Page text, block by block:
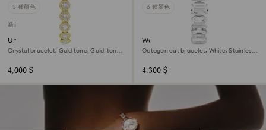
3 種顏色
新品
Una Angelic watch
Crystal bracelet, Gold tone, Gold-tone
4,000 $
6 種顏色
Watch
Octagon cut bracelet, White, Stainless
4,300 $